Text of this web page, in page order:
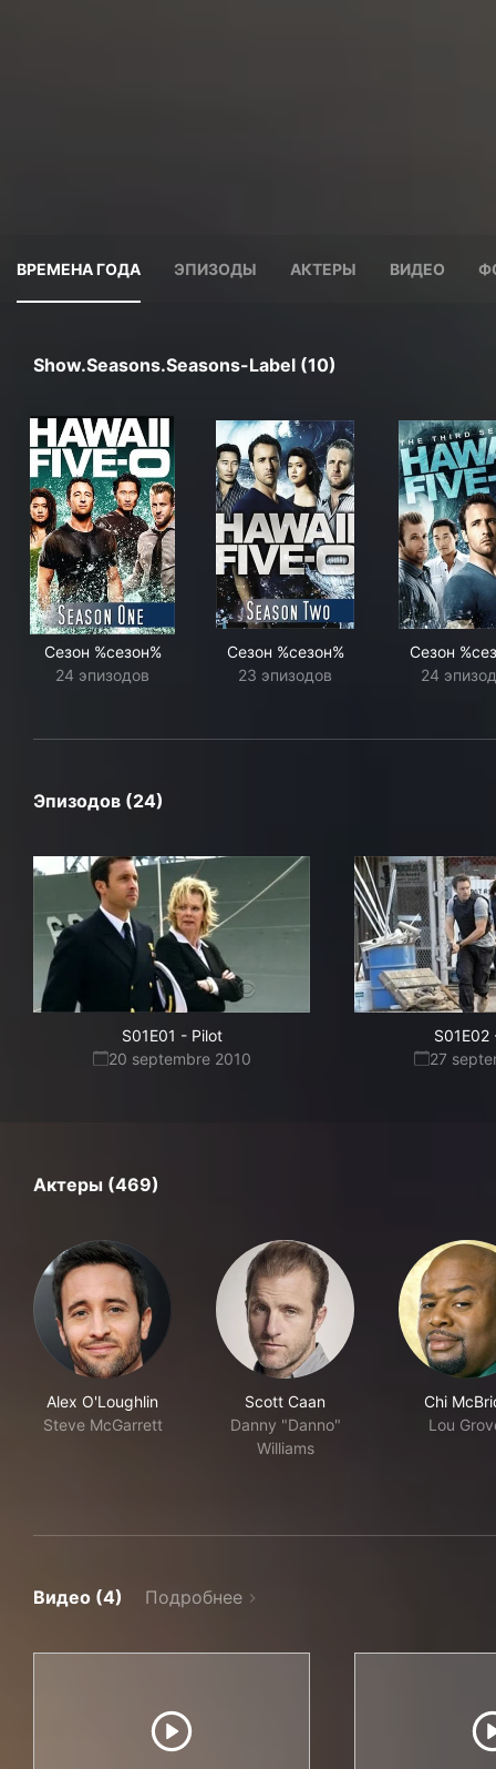
ВРЕМЕНА ГОДА ЭПИЗОДЫ АКТЕРЫ ВИДЕО
Show.seasons.seasons-Label (10)
Сезон %сезон%
24 эпизодов
Сезон %сезон%
23 эпизодов
Сезон
24
Эпизодов (24)
S01E01 - Pilot
20 septembre 2010
S01E02
27
Актеры (469)
Alex O'Loughlin
Steve McGarrett
Scott Caan
Danny "Danno"
Williams
Chi
Lou
Видео (4) Подробнее